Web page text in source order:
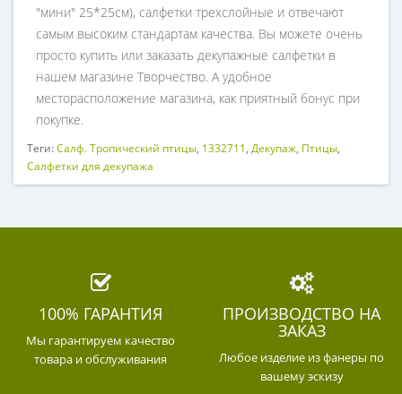
"мини" 25*25см), салфетки трехслойные и отвечают
самым высоким стандартам качества. Вы можете очень
просто купить или заказать декупажные салфетки в
нашем магазине Творчество. А удобное
месторасположение магазина, как приятный бонус при
покупке.
Теги:Салф. Тропический птицы, 1332711, Декупаж, Птицы,
Салфетки для декупажа
100% ГАРАНТИЯ
Мы гарантируем качество
товара и обслуживания
ПРОИЗВОДСТВО НА
ЗАКАЗ
Любое изделие из фанеры по
вашему эскизу